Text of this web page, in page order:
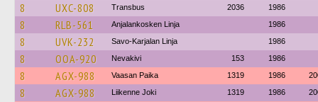
8 UXC-808 Transbus 2036 1986
8 RLB-561 Anjalankosken Linja 1986
8 UVK-232 Savo-Karjalan Linja 1986
8 OOA-920 Nevakivi 153 1986
8 AGX-988 Vaasan Paika 1319 1986
8 AGX-988 Liikenne Joki 1319 1986